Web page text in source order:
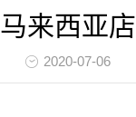
马来西亚店
2020-07-06